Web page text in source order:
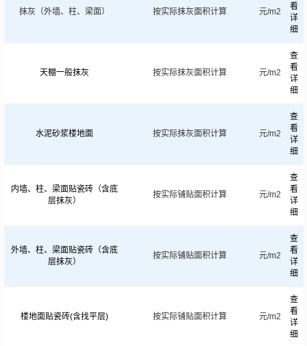
抹灰（外墙、柱、梁面） 按实际抹灰面积计算 元/m2
看
详
细
天棚一般抹灰 按实际抹灰面积计算 元/m2
查
看
详
细
水泥砂浆楼地面 按实际抹灰面积计算 元/m2
查
看
详
细
内墙、柱、梁面贴瓷砖（含底
层抹灰）
按实际铺贴面积计算 元/m2
查
看
详
细
外墙、柱、梁面贴瓷砖（含底
层抹灰）
按实际铺贴面积计算 元/m2
查
看
详
细
楼地面贴瓷砖(含找平层) 按实际铺贴面积计算 元/m2
查
看
详
细